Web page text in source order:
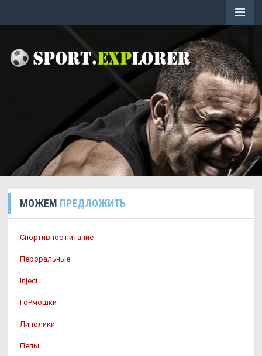
МОЖЕМ ПРЕДЛОЖИТЬ
Спортивное питание
Пероральные
Inject
ГоРмошки
Липолики
Пепы